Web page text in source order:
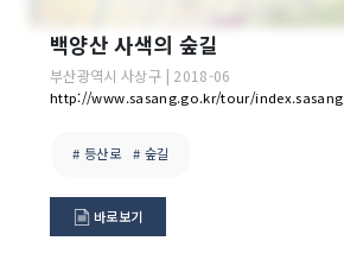
백양산 사색의 숲길
부산광역시 사상구 | 2018-06
http://www.sasang.go.kr/tour/index.sasang
# 등산로 # 숲길
바로보기